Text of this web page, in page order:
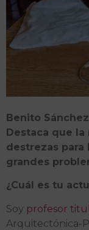
Benito
Destaca que
destrezas
grandes
¿Cuál es tu
Soy profesor
Arquitectónica-